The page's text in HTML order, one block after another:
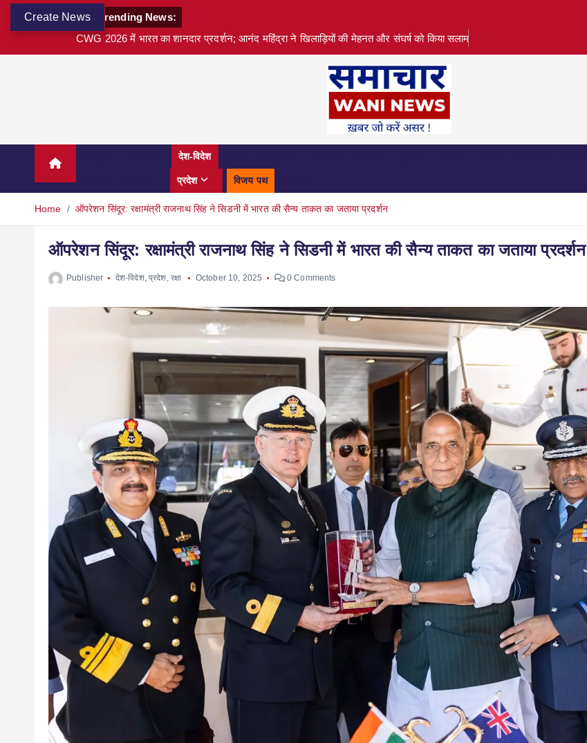
Create News
Trending News:
CWG 2026 में भारत का शानदार प्रदर्शन; आनंद महिंद्रा ने खिलाड़ियों की मेहनत और संघर्ष को किया सलाम
देश-विदेश
प्रदेश विजय पथ
Home ऑपरेशन सिंदूर: रक्षामंत्री राजनाथ सिंह ने सिडनी में भारत की सैन्य ताकत का जताया प्रदर्शन
ऑपरेशन सिंदूर: रक्षामंत्री राजनाथ सिंह ने सिडनी में भारत की सैन्य ताकत का जताया प्रदर्शन
Publisher देश-विदेश,प्रदेश, रक्षा October 10, 2025 0 Comments